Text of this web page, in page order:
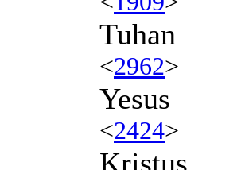
Tuhan
<2962>
Yesus
<2424>
Kristus